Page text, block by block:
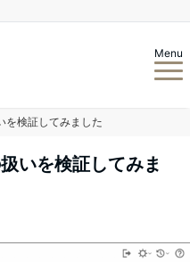
Menu
を検証してみました
いを検証してみま